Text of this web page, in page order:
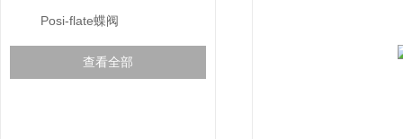
Posi-flate蝶阀
查看全部